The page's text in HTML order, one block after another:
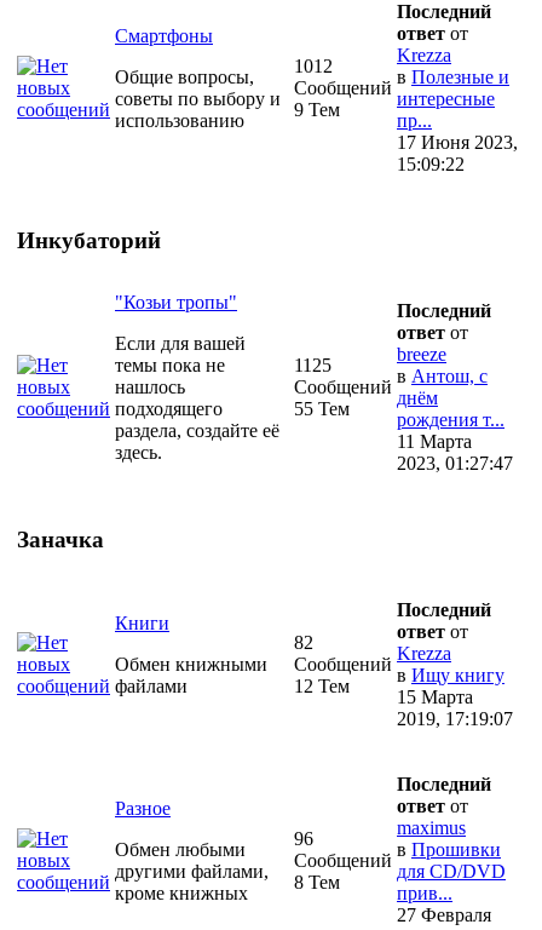
Смартфоны
Общие вопросы,
советы по выбору и
использованию
1012
Сообщений
9 Тем
Последний
ответ от
Krezza
в Полезные и
интересные
пр...
17 Июня 2023,
15:09:22
Инкубаторий
"Козьи тропы"
Если для вашей
темы пока не
нашлось
подходящего
раздела, создайте её
здесь.
1125
Сообщений
55 Тем
Последний
ответ от
breeze
в Антош, с
днём
рождения т...
11 Марта
2023, 01:27:47
Заначка
Книги
Обмен книжными
файлами
82
Сообщений
12 Тем
Последний
ответ от
Krezza
в Ищу книгу
15 Марта
2019, 17:19:07
Разное
Обмен любыми
другими файлами,
кроме книжных
96
Сообщений
8 Тем
Последний
ответ от
maximus
в Прошивки
для CD/DVD
прив...
27 Февраля